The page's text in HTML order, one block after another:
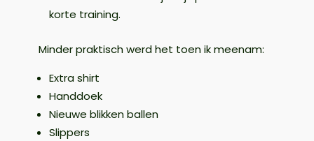
korte training.
Minder praktisch werd het toen ik meenam:
Extra shirt
Handdoek
Nieuwe blikken ballen
Slippers